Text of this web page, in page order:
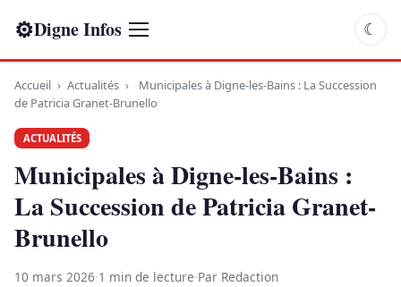
⚙Digne Infos ☾
Accueil › Actualités ›
Municipales à Digne-les-Bains : La Succession
de Patricia Granet-Brunello
ACTUALITÉS
Municipales à Digne-les-Bains :
La Succession de Patricia Granet-
Brunello
10 mars 2026·1 min de lecture·Par Redaction